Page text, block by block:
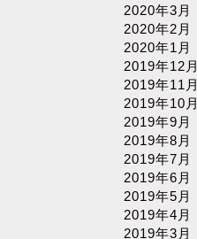
2020年3月
2020年2月
2020年1月
2019年12月
2019年11月
2019年10月
2019年9月
2019年8月
2019年7月
2019年6月
2019年5月
2019年4月
2019年3月